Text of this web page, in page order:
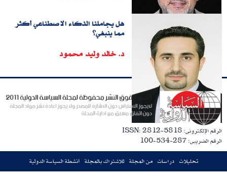
هل يجاملنا الذكاء الاصطناعي أكثر
مما ينبغي؟
د. خالد وليد محمود
الرقم الإلكترونى: ISSN: 2812-5818
الرقم الضريبى: 287-534-100
تحليلات دراسات من المجلة للاشتراك بالمجلة أنشطة السياسة الدولية